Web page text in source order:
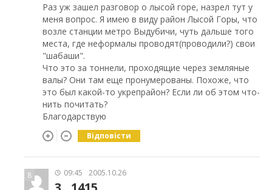
Раз уж зашел разговор о лысой горе, назрел тут у
меня вопрос. Я имею в виду район Лысой Горы, что
возле станции метро Выдубичи, чуть дальше того
места, где неформалы проводят(проводили?) свои
"шабаши".
Что это за тоннели, проходящие через земляные
валы? Они там еще пронумерованы. Похоже, что
это был какой-то укрепрайон? Если ли об этом что-
нить почитать?
Благодарствую
Відповісти
8 09:45 2005.10.26